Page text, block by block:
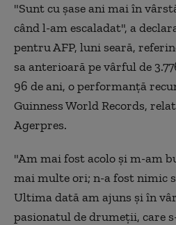
"Sunt cu şase ani mai în
când l-am escaladat", a
pentru AFP, luni seară,
sa anterioară pe vârful de
96 de ani, o performanţă
Guinness World Records,
Agerpres.
"Am mai fost acolo şi m-am
mai multe ori; n-a fost nimic
Ultima dată am ajuns şi în
pasionatul de drumeţii, care